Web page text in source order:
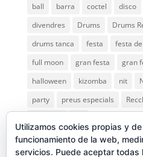
ball
barra coctel disco
divendres
Drums Drums
drums tanca
festa festa
full moon
gran festa
gran
halloween
kizomba nit
party
preus especials
Utilizamos cookies propias y
funcionamiento de la web,
servicios. Puede aceptar todas